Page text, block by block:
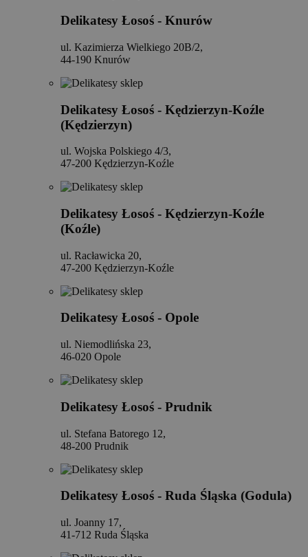
Delikatesy Łosoś - Knurów
ul. Kazimierza Wielkiego 20B/2,
44-190 Knurów
Delikatesy Łosoś - Kędzierzyn-Koźle
(Kędzierzyn)
ul. Wojska Polskiego 4/3,
47-200 Kędzierzyn-Koźle
Delikatesy Łosoś - Kędzierzyn-Koźle
(Koźle)
ul. Racławicka 20,
47-200 Kędzierzyn-Koźle
Delikatesy Łosoś - Opole
ul. Niemodlińska 23,
46-020 Opole
Delikatesy Łosoś - Prudnik
ul. Stefana Batorego 12,
48-200 Prudnik
Delikatesy Łosoś - Ruda Śląska (Godula)
ul. Joanny 17,
41-712 Ruda Śląska